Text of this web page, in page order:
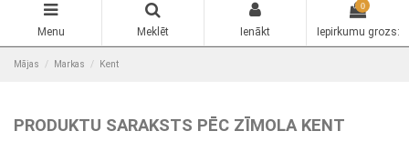
Menu Meklēt Ienākt
0
Iepirkumu grozs:
Mājas Markas Kent
PRODUKTU SARAKSTS PĒC ZĪMOLA KENT